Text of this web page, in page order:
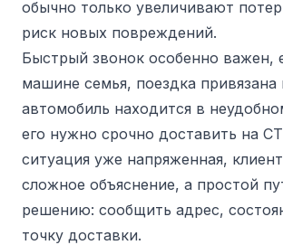
обычно только увеличивают
риск новых повреждений.
Быстрый звонок особенно важен,
машине семья, поездка привязана
автомобиль находится в
его нужно срочно доставить на
ситуация уже напряженная,
сложное объяснение, а простой
решению: сообщить адрес,
точку доставки.